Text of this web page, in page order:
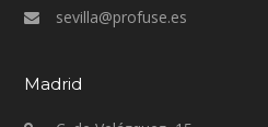
sevilla@profuse.es
Madrid